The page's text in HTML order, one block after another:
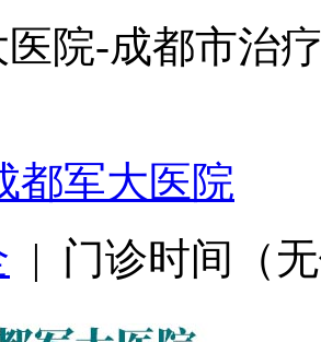
医院-成都市治
都军大医院
| 门诊时间（